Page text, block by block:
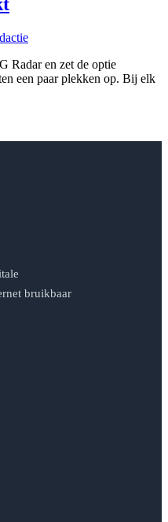
Radar en zet de optie
een paar plekken op. Bij elk
bruikbaar